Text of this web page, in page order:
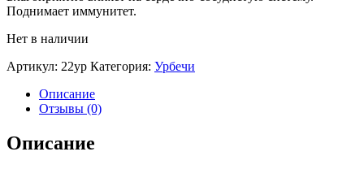
Поднимает иммунитет.
Нет в наличии
Артикул: 22ур Категория: Урбечи
Описание
Отзывы (0)
Описание